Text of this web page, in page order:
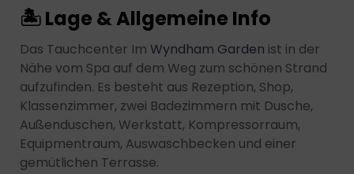
🏝 Lage & Allgemeine Info
Das Tauchcenter Im Wyndham Garden ist in der
Nähe vom Spa auf dem Weg zum schönen Strand
aufzufinden. Es besteht aus Rezeption, Shop,
Klassenzimmer, zwei Badezimmern mit Dusche,
Außenduschen, Werkstatt, Kompressorraum,
Equipmentraum, Auswaschbecken und einer
gemütlichen Terrasse.